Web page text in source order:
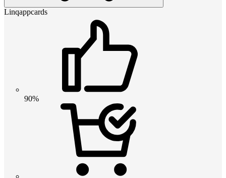
Linqappcards
90%